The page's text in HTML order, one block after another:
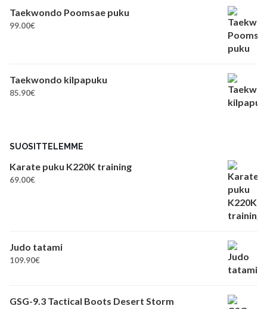
Taekwondo Poomsae puku
99.00€
Taekwondo kilpapuku
85.90€
SUOSITTELEMME
Karate puku K220K training
69.00€
Judo tatami
109.90€
GSG-9.3 Tactical Boots Desert Storm